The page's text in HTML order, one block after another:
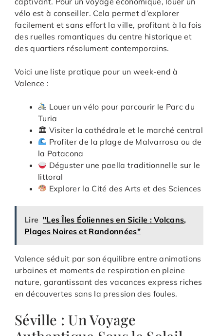
vélo est à conseiller. Cela permet d’explorer
facilement et sans effort la ville, profitant à la fois
des ruelles romantiques du centre historique et
des quartiers résolument contemporains.
Voici une liste pratique pour un week-end à
Valence :
Louer un vélo pour parcourir le Parc du
Turia
🏛 Visiter la cathédrale et le marché central
Profiter de la plage de Malvarrosa ou de
la Patacona
Déguster une paella traditionnelle sur le
littoral
Explorer la Cité des Arts et des Sciences
Lire "Les Îles Éoliennes en Sicile : Volcans,
Plages Noires et Randonnées"
Valence séduit par son équilibre entre animations
urbaines et moments de respiration en pleine
nature, garantissant des vacances express riches
en découvertes sans la pression des foules.
Séville : Un Voyage